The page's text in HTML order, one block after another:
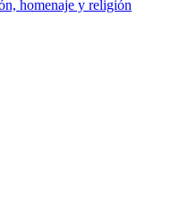
homenaje y religión